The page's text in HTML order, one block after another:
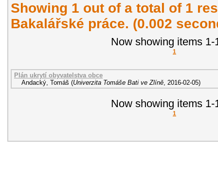
Showing 1 out of a total of 1
Bakalářské práce. (0.002
Now showing items 1-
1
Plán ukrytí obyvatelstva obce
Andacký, Tomáš (Univerzita Tomáše Bati ve Zlíně, 2016-02-05)
Now showing items 1-
1